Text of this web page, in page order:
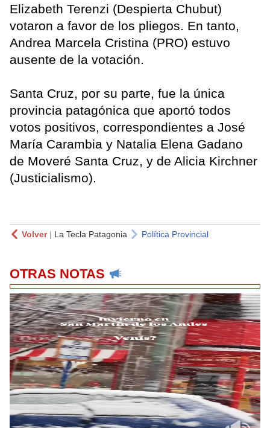
Elizabeth Terenzi (Despierta Chubut)
votaron a favor de los pliegos. En tanto,
Andrea Marcela Cristina (PRO) estuvo
ausente de la votación.
Santa Cruz, por su parte, fue la única
provincia patagónica que aportó todos
votos positivos, correspondientes a José
María Carambia y Natalia Elena Gadano
de Moveré Santa Cruz, y de Alicia Kirchner
(Justicialismo).
Volver| La Tecla Patagonia Política Provincial
OTRAS NOTAS